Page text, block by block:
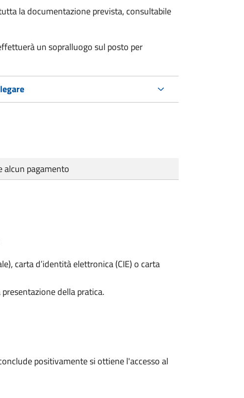
la documentazione prevista, consultabile
un sopralluogo sul posto per
alcun pagamento
carta d’identità elettronica (CIE) o carta
della pratica.
positivamente si ottiene l'accesso al